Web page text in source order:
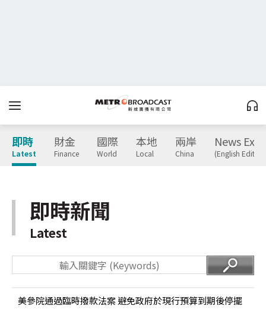
即時
Latest
財金
Finance
國際
World
本地
Local
兩岸
China
News
(English
即時新聞
Latest
美參院通過臨時撥款法案 避免政府於現行預算到期後停擺